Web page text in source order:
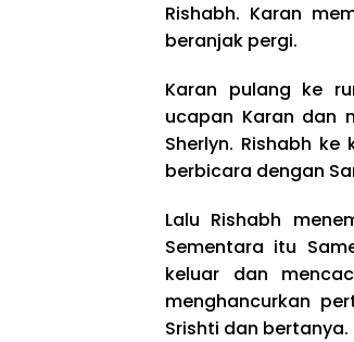
Rishabh. Karan
beranjak pergi.
Karan pulang ke
ucapan Karan dan
Sherlyn. Rishabh
berbicara dengan
Lalu Rishabh
Sementara itu
keluar dan
menghancurkan
Srishti dan bertanya.